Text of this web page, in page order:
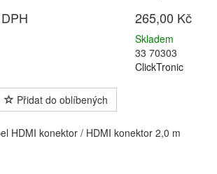
265,00 Kč
Skladem
33 70303
ClickTronic
Přidat do oblíbených
HDMI konektor / HDMI konektor 2,0 m